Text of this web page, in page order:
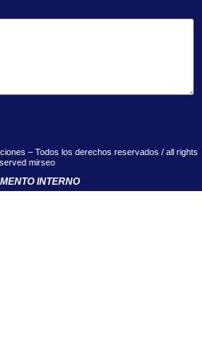
– Todos los derechos reservados / all rights
mirseo
INTERNO